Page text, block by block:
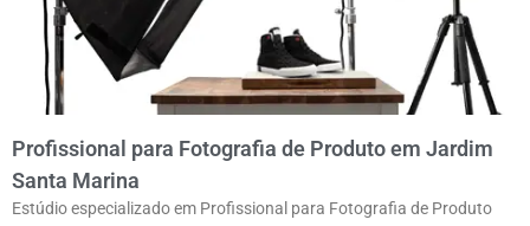
Profissional para Fotografia de Produto em Jardim
Santa Marina
Estúdio especializado em Profissional para Fotografia de Produto